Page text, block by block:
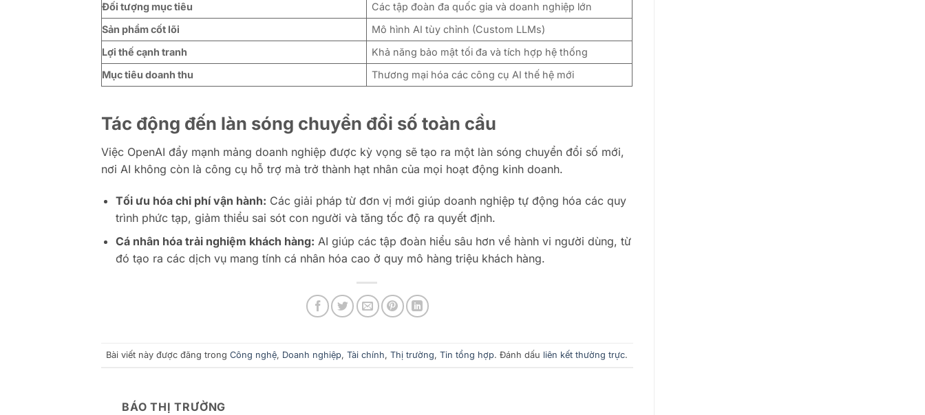
Đối tượng mục tiêu
Các tập đoàn đa quốc gia và doanh nghiệp lớn
Sản phẩm cốt lõi
Mô hình AI tùy chỉnh (Custom LLMs)
Lợi thế cạnh tranh
Khả năng bảo mật tối đa và tích hợp hệ thống
Mục tiêu doanh thu
Thương mại hóa các công cụ AI thế hệ mới
Tác động đến làn sóng chuyển đổi số toàn cầu
Việc OpenAI đẩy mạnh mảng doanh nghiệp được kỳ vọng sẽ tạo ra một làn sóng chuyển đổi số mới,
nơi AI không còn là công cụ hỗ trợ mà trở thành hạt nhân của mọi hoạt động kinh doanh.
Tối ưu hóa chi phí vận hành: Các giải pháp từ đơn vị mới giúp doanh nghiệp tự động hóa các quy
trình phức tạp, giảm thiểu sai sót con người và tăng tốc độ ra quyết định.
Cá nhân hóa trải nghiệm khách hàng: AI giúp các tập đoàn hiểu sâu hơn về hành vi người dùng, từ
đó tạo ra các dịch vụ mang tính cá nhân hóa cao ở quy mô hàng triệu khách hàng.
Bài viết này được đăng trongCông nghệ, Doanh nghiệp,Tài chính,Thị trường,Tin tổng hợp. Đánh dấu liên kết thường trực.
BÁO THỊ TRƯỜNG